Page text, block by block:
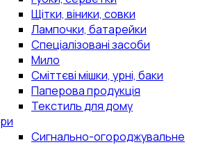
Щітки, віники, совки
Лампочки, батарейки
Спеціалізовані засоби
Мило
Сміттєві мішки, урні, баки
Паперова продукція
Текстиль для дому
Сигнально-огороджувальне